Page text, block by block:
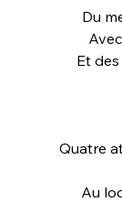
Du
Et
Quatre
Au